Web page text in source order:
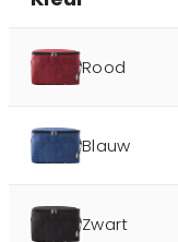
Rood
Blauw
Zwart